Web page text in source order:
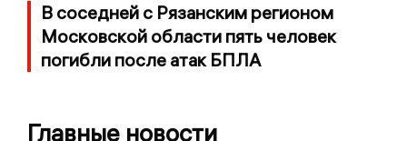
В соседней с Рязанским регионом
Московской области пять человек
погибли после атак БПЛА
Главные новости